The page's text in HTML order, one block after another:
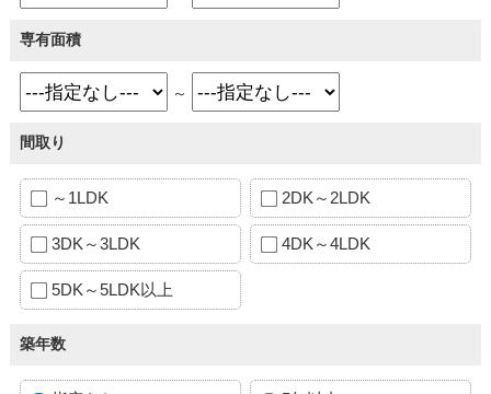
専有面積
～
間取り
～1LDK 2DK～2LDK
3DK～3LDK 4DK～4LDK
5DK～5LDK以上
築年数